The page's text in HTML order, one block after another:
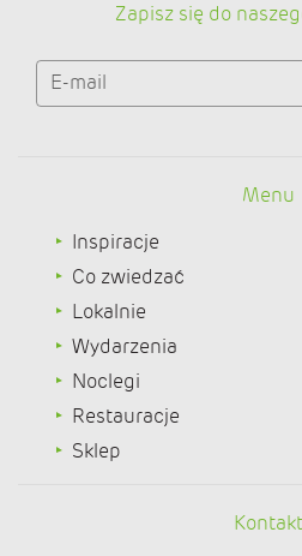
Zapisz się do
E-mail
Menu
Inspiracje
Co zwiedzać
Lokalnie
Wydarzenia
Noclegi
Restauracje
Sklep
Kontakt